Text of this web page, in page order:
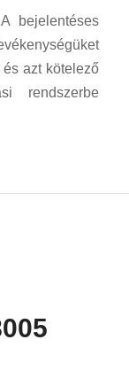
bejelentéses
azt kötelező
rendszerbe